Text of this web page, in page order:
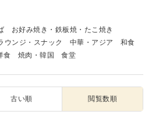
お好み焼き・鉄板焼・たこ焼き
ウンジ・スナック 中華・アジア
和食
食 焼肉・韓国 食堂
古い順 閲覧数順